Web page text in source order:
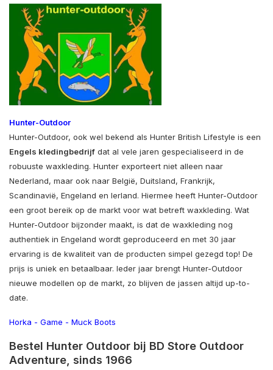
Hunter-Outdoor
Hunter-Outdoor, ook wel bekend als Hunter British Lifestyle is een
Engels kledingbedrijf dat al vele jaren gespecialiseerd in de
robuuste waxkleding. Hunter exporteert niet alleen naar
Nederland, maar ook naar België, Duitsland, Frankrijk,
Scandinavië, Engeland en Ierland. Hiermee heeft Hunter-Outdoor
een groot bereik op de markt voor wat betreft waxkleding. Wat
Hunter-Outdoor bijzonder maakt, is dat de waxkleding nog
authentiek in Engeland wordt geproduceerd en met 30 jaar
ervaring is de kwaliteit van de producten simpel gezegd top! De
prijs is uniek en betaalbaar. Ieder jaar brengt Hunter-Outdoor
nieuwe modellen op de markt, zo blijven de jassen altijd up-to-
date.
Horka - Game - Muck Boots
Bestel Hunter Outdoor bij BD Store Outdoor
Adventure, sinds 1966